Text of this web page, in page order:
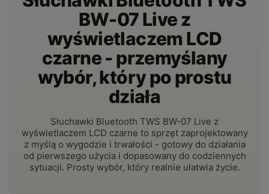
BW-07 Live z
wyświetlaczem LCD
czarne - przemyślany
wybór, który po prostu
działa
Słuchawki Bluetooth TWS BW-07 Live z
wyświetlaczem LCD czarne to sprzęt zaprojektowany
z myślą o wygodzie i trwałości - gotowy do działania
od pierwszego użycia i dopasowany do codziennych
sytuacji. Prosty wybór, który realnie ułatwia życie.